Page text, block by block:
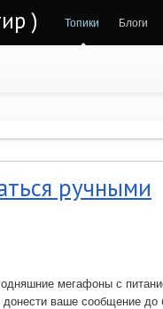
) Топики Блоги
ручными
мегафоны с
ваше сообщение